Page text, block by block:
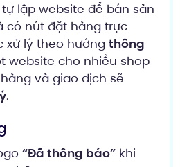
lập website để bán sản
có nút đặt hàng trực
xử lý theo hướng thông
website cho nhiều shop
và giao dịch sẽ
.
“Đã thông báo” khi